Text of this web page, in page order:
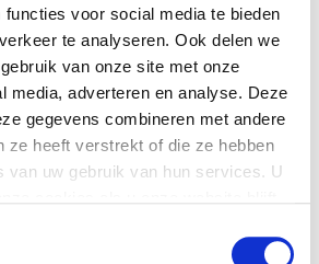
functies voor social media te bieden
te analyseren. Ook delen we
van onze site met onze
media, adverteren en analyse. Deze
gegevens combineren met andere
ze heeft verstrekt of die ze hebben
van uw gebruik van hun services. U
zijn alle prijzen op de Website
van type- en programmeerfouten.
dergelijke fouten wordt geen
Geen overeenkomst komt
dergelijke fouten.
bij VSA. Kopiëren, verspreiden